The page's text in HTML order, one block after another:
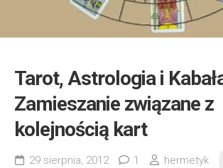
Tarot, Astrologia i
Zamieszanie związane z
kolejnością kart
29 sierpnia, 2012 1 hermetyk